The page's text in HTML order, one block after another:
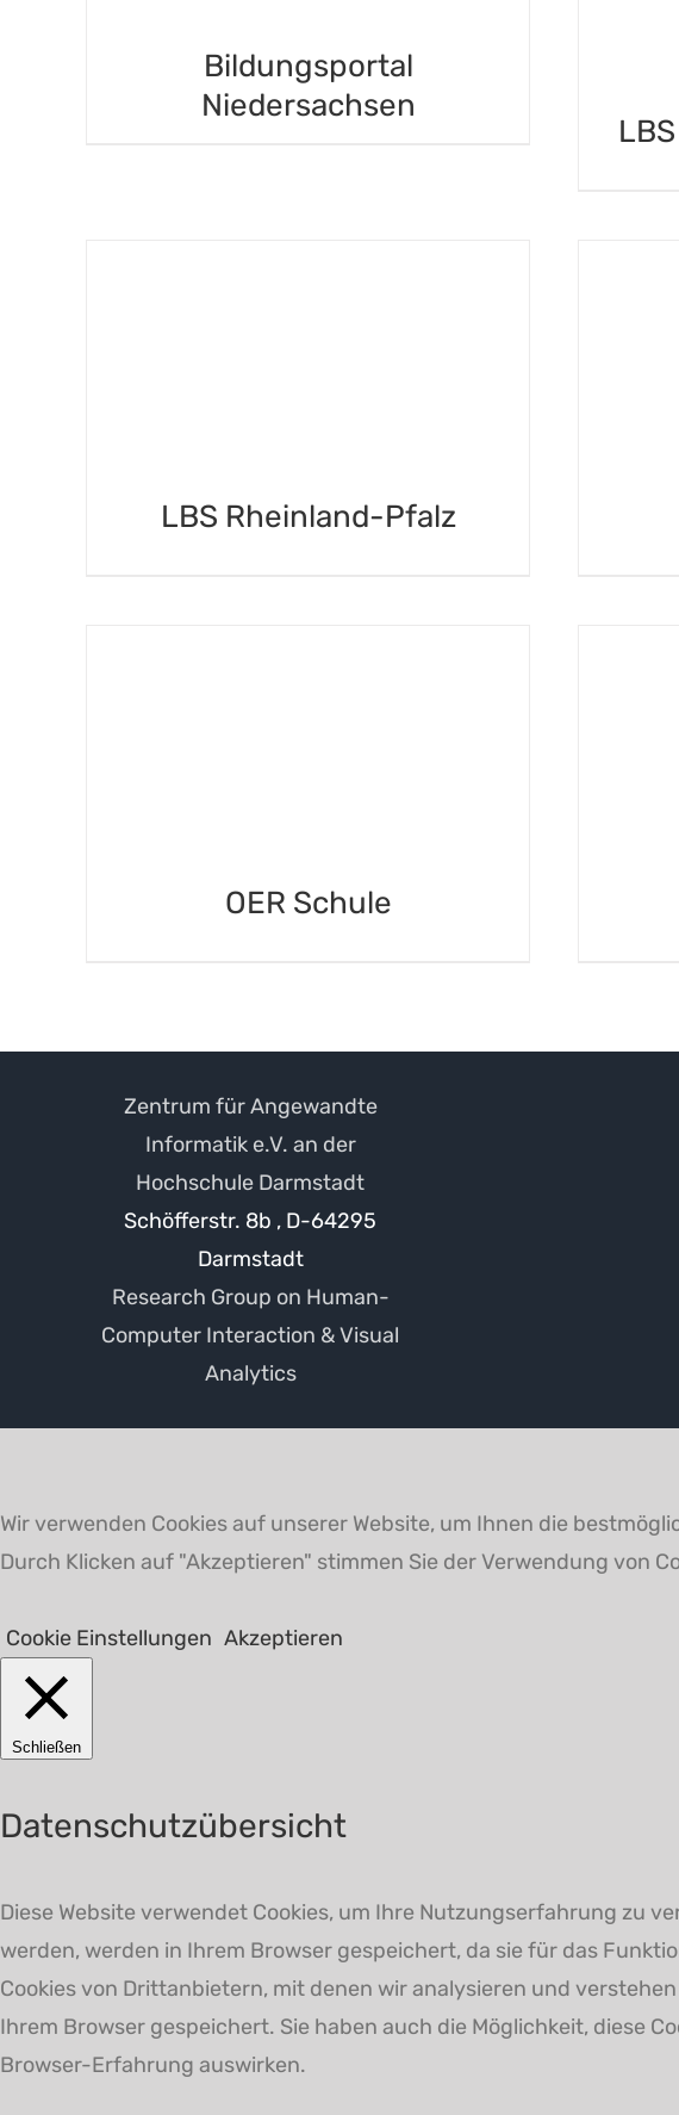
Bildungsportal
Niedersachsen
LBS Rheinland-Pfalz
OER Schule
Zentrum für Angewandte
Informatik e.V. an der
Hochschule Darmstadt
Schöfferstr. 8b , D-64295
Darmstadt
Research Group on Human-
Computer Interaction & Visual
Analytics
Wir verwenden Cookies auf unserer Website, um Ihnen die
Durch Klicken auf "Akzeptieren" stimmen Sie der Verwendung von
Cookie Einstellungen Akzeptieren
Schließen
Datenschutzübersicht
Diese Website verwendet Cookies, um Ihre Nutzungserfahrung zu
werden, werden in Ihrem Browser gespeichert, da sie für das
Cookies von Drittanbietern, mit denen wir analysieren und
Ihrem Browser gespeichert. Sie haben auch die Möglichkeit, diese
Browser-Erfahrung auswirken.